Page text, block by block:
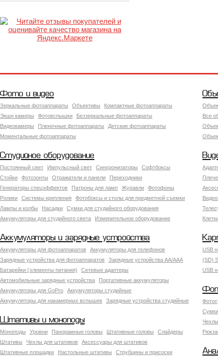
Фото и видео
Зеркальные фотоаппараты Объективы
Компактные фотоаппараты
Экшн камеры
Фотовспышки
Беззеркальные фотоаппараты
Видеокамеры
Пленочные фотоаппараты
Детские фотоаппараты
Моментальные фотоаппараты
Все
Студийное оборудование
Постоянный свет Импульсный свет Синхронизаторы
Софтбоксы
Стойки
Фотозонты Отражатели и панели
Переходники
Генераторы спецэффектов
Патроны для ламп Журавли
Фотофоны
Ролики
Системы крепления
Фотобоксы и столы для предметной съемки
Лампы и колбы
Насадки
Сумки для студийного оборудования
Аккумуляторы для студийного света
Измерительное оборудование
Аккумуляторы и зарядные устройства
Аккумуляторы для фотоаппаратов
Аккумуляторы для телефонов
Зарядные устройства для фотоаппаратов
Зарядные устройства AA/AAA
Батарейки (элементы питания)
Сетевые адаптеры
Автомобильные зарядные устройства
Портативные аккумуляторы
Аккумуляторы для GoPro
Аккумуляторы студийные
Аккумуляторы для накамерных вспышек
Зарядные устройства студийные
USB
(SD)
USB
Штативы и моноподы
Моноподы Уровни Панорамные головы Штативные головы
Слайдеры
Штативы
Чехлы для штативов
Аксессуары для штативов
Штативные площадки
Настольные штативы
Струбцины и присоски